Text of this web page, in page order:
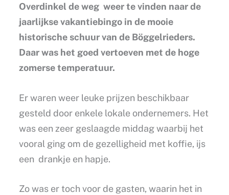
Overdinkel de weg weer te vinden naar de
jaarlijkse vakantiebingo in de mooie
historische schuur van de Böggelrieders.
Daar was het goed vertoeven met de hoge
zomerse temperatuur.
Er waren weer leuke prijzen beschikbaar
gesteld door enkele lokale ondernemers. Het
was een zeer geslaagde middag waarbij het
vooral ging om de gezelligheid met koffie, ijs
een drankje en hapje.
Zo was er toch voor de gasten, waarin het in